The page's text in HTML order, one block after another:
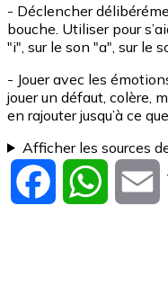
- Déclencher
bouche. Utiliser pour
"i", sur le son "a", sur le
- Jouer avec les
jouer un défaut, colère,
en rajouter jusqu’à ce
Afficher les sources
Facebook